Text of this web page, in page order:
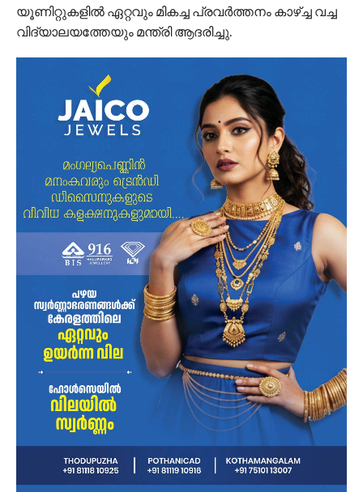
യൂണിറ്റുകളിൽ ഏറ്റവും മികച്ച പ്രവർത്തനം കാഴ്ച്ച വച്ച
വിദ്യാലയത്തേയും മന്ത്രി ആദരിച്ചു.